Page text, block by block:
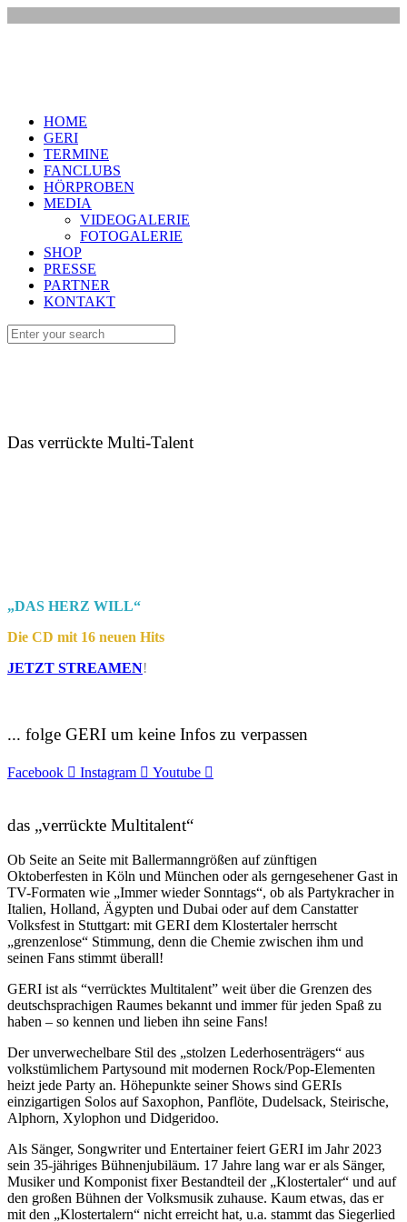
HOME
GERI
TERMINE
FANCLUBS
HÖRPROBEN
MEDIA
VIDEOGALERIE
FOTOGALERIE
SHOP
PRESSE
PARTNER
KONTAKT
Das verrückte Multi-Talent
„DAS HERZ WILL“
Die CD mit 16 neuen Hits
JETZT STREAMEN!
... folge GERI um keine Infos zu verpassen
Facebook Instagram Youtube
das „verrückte Multitalent“
Ob Seite an Seite mit Ballermanngrößen auf zünftigen
Oktoberfesten in Köln und München oder als gerngesehener Gast in
TV-Formaten wie „Immer wieder Sonntags“, ob als Partykracher in
Italien, Holland, Ägypten und Dubai oder auf dem Canstatter
Volksfest in Stuttgart: mit GERI dem Klostertaler herrscht
„grenzenlose“ Stimmung, denn die Chemie zwischen ihm und
seinen Fans stimmt überall!
GERI ist als “verrücktes Multitalent” weit über die Grenzen des
deutschsprachigen Raumes bekannt und immer für jeden Spaß zu
haben – so kennen und lieben ihn seine Fans!
Der unverwechelbare Stil des „stolzen Lederhosenträgers“ aus
volkstümlichem Partysound mit modernen Rock/Pop-Elementen
heizt jede Party an. Höhepunkte seiner Shows sind GERIs
einzigartigen Solos auf Saxophon, Panflöte, Dudelsack, Steirische,
Alphorn, Xylophon und Didgeridoo.
Als Sänger, Songwriter und Entertainer feiert GERI im Jahr 2023
sein 35-jähriges Bühnenjubiläum. 17 Jahre lang war er als Sänger,
Musiker und Komponist fixer Bestandteil der „Klostertaler“ und auf
den großen Bühnen der Volksmusik zuhause. Kaum etwas, das er
mit den „Klostertalern“ nicht erreicht hat, u.a. stammt das Siegerlied